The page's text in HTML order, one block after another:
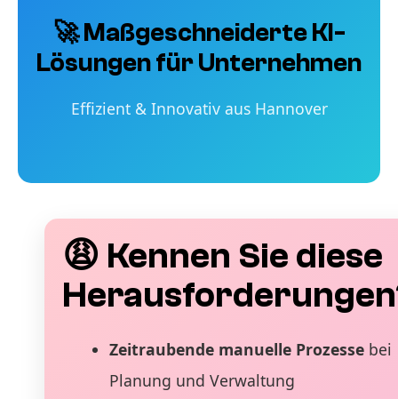
🚀 Maßgeschneiderte KI-
Lösungen für Unternehmen
Effizient & Innovativ aus Hannover
😩 Kennen Sie diese
Zeitraubende manuelle Prozessebei
Planung und Verwaltung